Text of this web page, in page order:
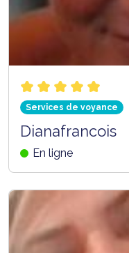
Services de voyance
Dianafrancois
En ligne